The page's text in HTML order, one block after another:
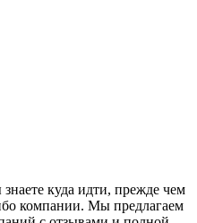
куда идти, прежде чем
компании. Мы предлагаем